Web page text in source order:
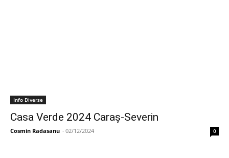
Info Diverse
Casa Verde 2024 Caraș-Severin
Cosmin Radasanu - 02/12/2024 0